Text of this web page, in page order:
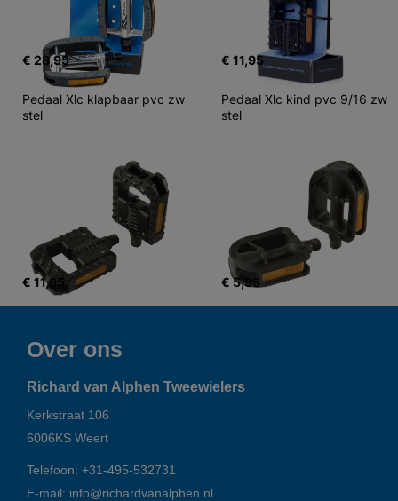
€ 28,95 € 11,95
Pedaal Xlc klapbaar pvc zw
stel
€ 11,95
Pedaal Xlc kind pvc 9/16 zw
stel
€ 5,95
Over ons
Richard van Alphen Tweewielers
Kerkstraat 106
6006KS Weert
Telefoon: +31-495-532731
E-mail: info@richardvanalphen.nl